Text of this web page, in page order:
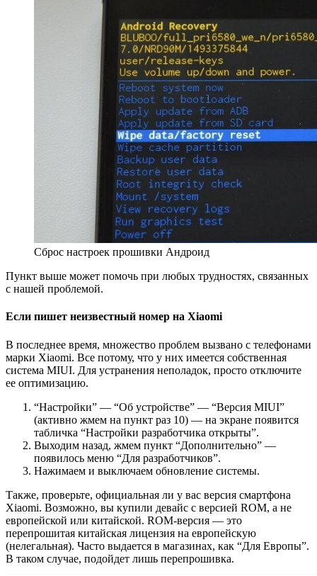
Сброс настроек прошивки Андроид
Пункт выше может помочь при любых трудностях, связанных
с нашей проблемой.
Если пишет неизвестный номер на Xiaomi
В последнее время, множество проблем вызвано с телефонами
марки Xiaomi. Все потому, что у них имеется собственная
система MIUI. Для устранения неполадок, просто отключите
ее оптимизацию.
“Настройки” — “Об устройстве” — “Версия MIUI”
(активно жмем на пункт раз 10) — на экране появится
табличка “Настройки разработчика открыты”.
Выходим назад, жмем пункт “Дополнительно” —
появилось меню “Для разработчиков”.
Нажимаем и выключаем обновление системы.
Также, проверьте, официальная ли у вас версия смартфона
Xiaomi. Возможно, вы купили девайс с версией ROM, а не
европейской или китайской. ROM-версия — это
перепрошитая китайская лицензия на европейскую
(нелегальная). Часто выдается в магазинах, как “Для Европы”.
В таком случае, подойдет лишь перепрошивка.